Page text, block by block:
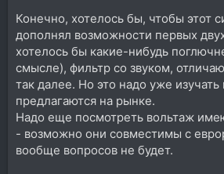
Конечно, хотелось бы, чтобы этот
дополнял возможности первых
хотелось бы какие-нибудь
смысле), фильтр со звуком,
так далее. Но это надо уже
предлагаются на рынке.
Надо еще посмотреть вольтаж
- возможно они совместимы с
вообще вопросов не будет.